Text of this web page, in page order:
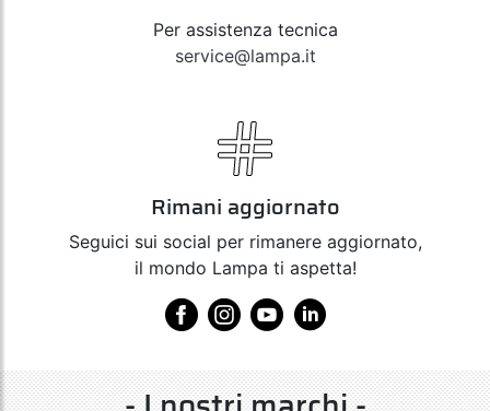
Per assistenza tecnica
service@lampa.it
Rimani aggiornato
Seguici sui social per rimanere aggiornato,
il mondo Lampa ti aspetta!